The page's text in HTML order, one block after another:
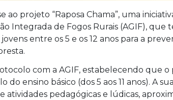
ao projeto “Raposa Chama”, uma
Integrada de Fogos Rurais (AGIF), que
entre os 5 e os 12 anos para a
com a AGIF, estabelecendo que o
do ensino básico (dos 5 aos 11 anos). A sua
pedagógicas e lúdicas,